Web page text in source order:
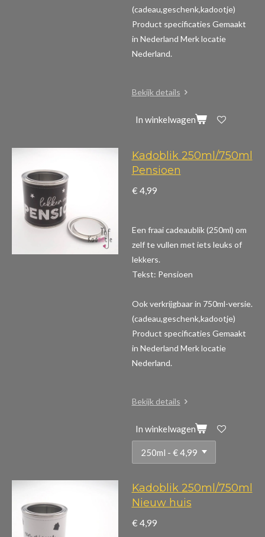
(cadeau,geschenk,kadootje)
Product specificaties Gemaakt
in Nederland Merk locatie
Nederland.
Bekijk details
In winkelwagen
Kadoblik 250ml/750ml
Pensioen
€ 4,99
Een fraai cadeaublik (250ml) om
zelf te vullen met iets leuks of
lekkers.
Tekst: Pensioen
Ook verkrijgbaar in 750ml-versie.
(cadeau,geschenk,kadootje)
Product specificaties Gemaakt
in Nederland Merk locatie
Nederland.
Bekijk details
In winkelwagen
Kadoblik 250ml/750ml
Nieuw huis
€ 4,99